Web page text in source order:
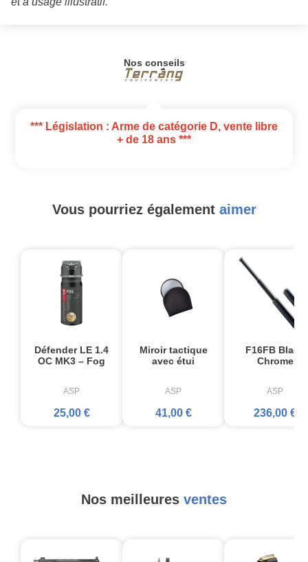
Nos conseils
*** Législation : Arme de catégorie D, vente libre
+ de 18 ans ***
Vous pourriez également aimer
Défender LE 1.4
OC MK3 – Fog
ASP
25,00 €
Miroir tactique
avec étui
ASP
41,00 €
F16FB Black
Chrome
ASP
236,00 €
Nos meilleures ventes